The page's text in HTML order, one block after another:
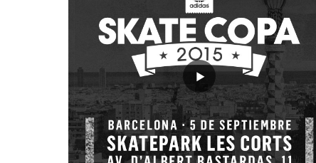
▶